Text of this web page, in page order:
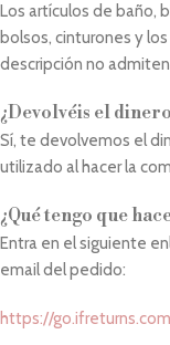
Los artículos de baño,
bolsos, cinturones y
descripción no
¿Devolvéis el
Sí, te devolvemos el
utilizado al hacer la
¿Qué tengo que
Entra en el siguiente
email del pedido:
https://